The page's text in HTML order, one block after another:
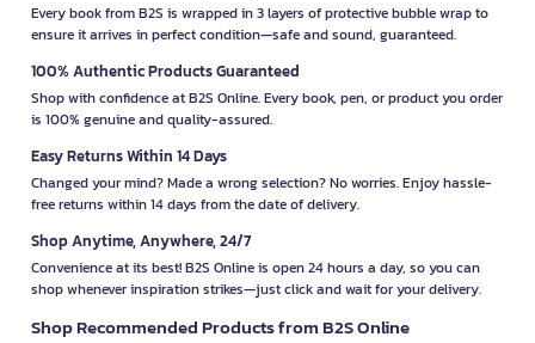
Every book from B2S is wrapped in 3 layers of protective bubble wrap to
ensure it arrives in perfect condition—safe and sound, guaranteed.
100% Authentic Products Guaranteed
Shop with confidence at B2S Online. Every book, pen, or product you order
is 100% genuine and quality-assured.
Easy Returns Within 14 Days
Changed your mind? Made a wrong selection? No worries. Enjoy hassle-
free returns within 14 days from the date of delivery.
Shop Anytime, Anywhere, 24/7
Convenience at its best! B2S Online is open 24 hours a day, so you can
shop whenever inspiration strikes—just click and wait for your delivery.
Shop Recommended Products from B2S Online